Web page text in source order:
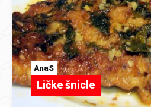
AnaS
Ličke šnicle